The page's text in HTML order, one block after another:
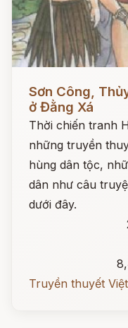
Sơn Công,
ở Đằng Xá
Thời chiến tranh
những truyền
hùng dân tộc,
dân như câu
dưới đây.
Truyền thuyết